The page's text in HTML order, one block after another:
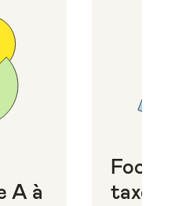
A à
Focus
taxes